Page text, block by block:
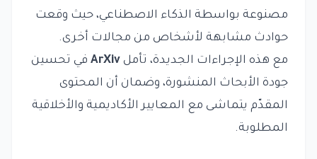
مصنوعة بواسطة الذكاء الاصطناعي، حيث وقعت
حوادث مشابهة لأشخاص من مجالات أخرى.
مع هذه الإجراءات الجديدة، تأمل ArXiv في تحسين
جودة الأبحاث المنشورة، وضمان أن المحتوى
المقدّم يتماشى مع المعايير الأكاديمية والأخلاقية
المطلوبة.